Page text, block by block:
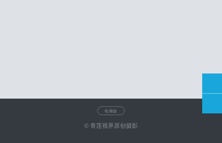
电脑版
© 青莲视界原创摄影